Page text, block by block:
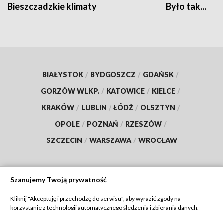
Bieszczadzkie klimaty Było tak...
BIAŁYSTOK / BYDGOSZCZ / GDAŃSK /
GORZÓW WLKP. / KATOWICE / KIELCE /
KRAKÓW / LUBLIN / ŁÓDŹ / OLSZTYN /
OPOLE / POZNAŃ / RZESZÓW /
SZCZECIN / WARSZAWA / WROCŁAW
Szanujemy Twoją prywatność
Kliknij "Akceptuję i przechodzę do serwisu", aby wyrazić zgody na
korzystanie z technologii automatycznego śledzenia i zbierania danych,